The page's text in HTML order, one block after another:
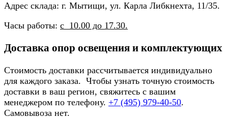
Адрес склада: г. Мытищи, ул. Карла Либкнехта, 11/35.
Часы работы: с 10.00 до 17.30.
Доставка опор освещения и комплектующих
Стоимость доставки рассчитывается индивидуально
для каждого заказа. Чтобы узнать точную стоимость
доставки в ваш регион, свяжитесь с вашим
менеджером по телефону. +7 (495) 979-40-50.
Самовывоза нет.